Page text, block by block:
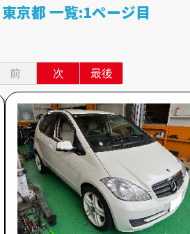
京都 一覧:1ページ目
前 次 最後